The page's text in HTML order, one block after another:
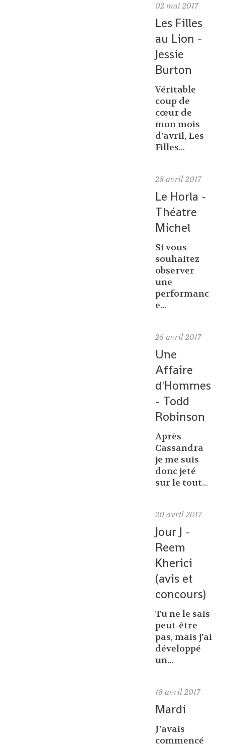
02 mai 2017
Les Filles
au Lion -
Jessie
Burton
Véritable
coup de
cœur de
mon mois
d’avril, Les
Filles...
28 avril 2017
Le Horla -
Théatre
Michel
Si vous
souhaitez
observer
une
performanc
e...
26 avril 2017
Une
Affaire
d'Hommes
- Todd
Robinson
Après
Cassandra
je me suis
donc jeté
sur le tout...
20 avril 2017
Jour J -
Reem
Kherici
(avis et
concours)
Tu ne le sais
peut-être
pas, mais j’ai
développé
un...
18 avril 2017
Mardi
J’avais
commencé